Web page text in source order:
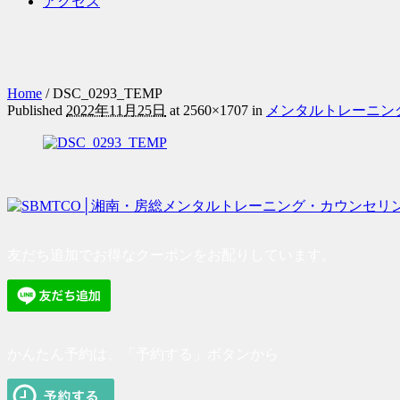
Home /DSC_0293_TEMP
Published 2022年11月25日 at 2560×1707 in メンタルトレーニン